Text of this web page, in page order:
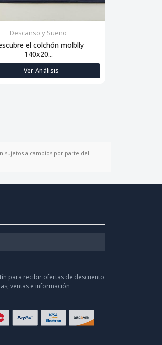
Descanso y Sueño
el colchón molblly
140x20...
Ver Análisis
sujetos a cambios por parte del
para recibir ofertas de descuento
ventas e información